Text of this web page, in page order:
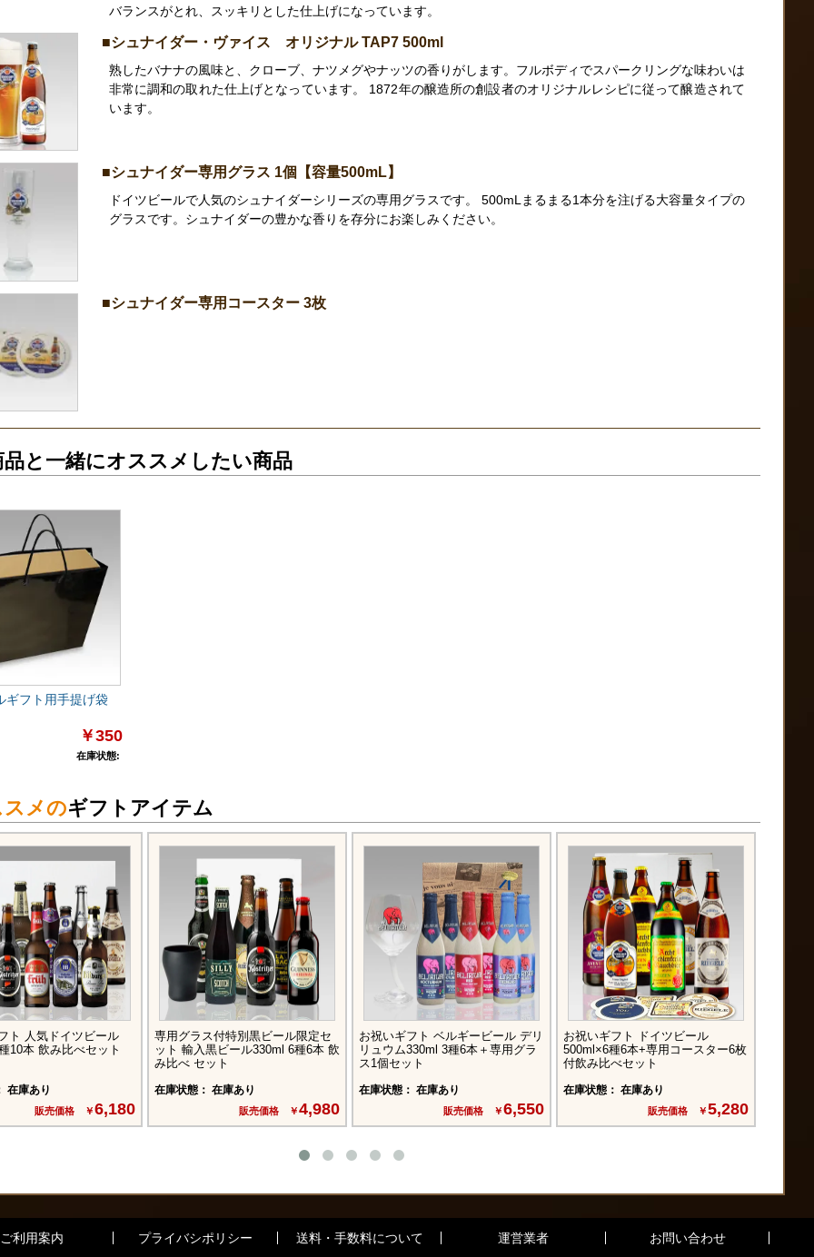
バランスがとれ、スッキリとした仕上げになっています。
■シュナイダー・ヴァイス オリジナル TAP7 500ml
熟したバナナの風味と、クローブ、ナツメグやナッツの香りがします。フルボディでスパークリングな味わいは
非常に調和の取れた仕上げとなっています。 1872年の醸造所の創設者のオリジナルレシピに従って醸造されて
います。
■シュナイダー専用グラス 1個【容量500mL】
ドイツビールで人気のシュナイダーシリーズの専用グラスです。 500mLまるまる1本分を注げる大容量タイプの
グラスです。シュナイダーの豊かな香りを存分にお楽しみください。
■シュナイダー専用コースター 3枚
と一緒にオススメしたい商品
ギフト用手提げ袋
￥350
在庫状態:
メのギフトアイテム
ト 人気ドイツビール
10本 飲み比べセット
在庫あり
販売価格 ￥6,180
専用グラス付特別黒ビール限定セ
ット 輸入黒ビール330ml 6種6本 飲
み比べ セット
在庫状態： 在庫あり
販売価格 ￥4,980
お祝いギフト ベルギービール デリ
リュウム330ml 3種6本＋専用グラ
ス1個セット
在庫状態： 在庫あり
販売価格 ￥6,550
お祝いギフト ドイツビール
500ml×6種6本+専用コースター6枚
付飲み比べセット
在庫状態： 在庫あり
販売価格 ￥5,280
ご利用案内 プライバシポリシー 送料・手数料について 運営業者 お問い合わせ